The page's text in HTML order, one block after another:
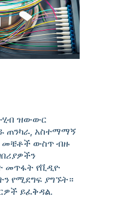
ዝውውር
ጠንካራ, አስተማማኝ
መቼቶች ውስጥ ብዙ
መጥፋት የቪዲዮ
የሚደግፍ ያግኙት።
ይፈቅዳል.